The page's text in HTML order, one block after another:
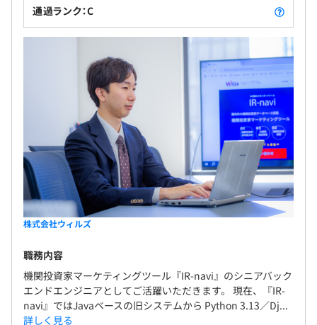
【技術スタック例】
■言語（メイン）：Java
■言語（レガシー）：Java 7（旧モジュール、段階的移行
中）
■フレームワーク：Spring Boot／Spring Framework
■DB：MySQL／PostgreSQL
■インフラ：AWS／Azure
■OS：Linux、Windows
■その他：Git、CI/CD 等
∟入社1年間は上下なし、最初の査定は入社1年経過後の2
月 or 8月のいずれか近い方で実施されます。
社会保険完備（健康保険・厚生年金加入・雇用保険・労災
保険）
◎関東ITソフトウェア健康保険組合加入（各種補助、保養
所利用が可能）
無期雇用
通過ランク：C
株式会社ウィルズ
職務内容
機関投資家マーケティングツール『IR-navi』のシニアバック
エンドエンジニアとしてご活躍いただきます。 現在、『IR-
navi』ではJavaベースの旧システムから Python 3.13／Dj...
詳しく見る